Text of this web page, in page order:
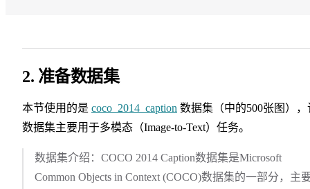
2. 准备数据集
本节使用的是 coco_2014_caption 数据集（中的500张图），
数据集主要用于多模态（Image-to-Text）任务。
数据集介绍：COCO 2014 Caption数据集是Microsoft
Common Objects in Context (COCO)数据集的一部分，主